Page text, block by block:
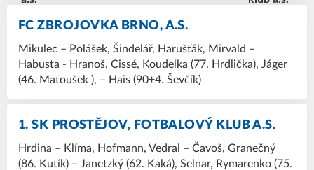
FC ZBROJOVKA BRNO, A.S.
Mikulec – Polášek, Šindelář, Harušťák, Mirvald –
Habusta - Hranoš, Cissé, Koudelka (77. Hrdlička), Jáger
(46. Matoušek ), – Hais (90+4. Ševčík)
1. SK PROSTĚJOV, FOTBALOVÝ KLUB A.S.
Hrdina – Klíma, Hofmann, Vedral – Čavoš, Granečný
(86. Kutík) – Janetzký (62. Kaká), Selnar, Rymarenko (75.